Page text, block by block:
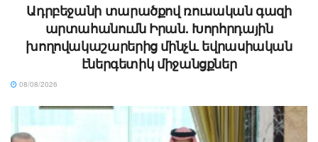
Ադրբեջանի տարածքով ռուսական գազի
արտահանումն Իրան. Խորհրդային
խողովակաշարերից մինչև եվրասիական
էներգետիկ միջանցքներ
08/08/2026